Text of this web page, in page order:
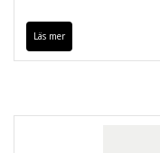
Läs mer